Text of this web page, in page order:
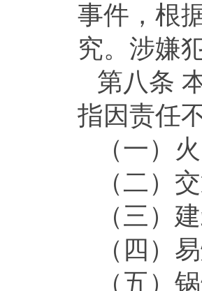
事件，根
究。涉嫌
第八条
指因责任
（一）
（二）
（三）
（四）
（五）